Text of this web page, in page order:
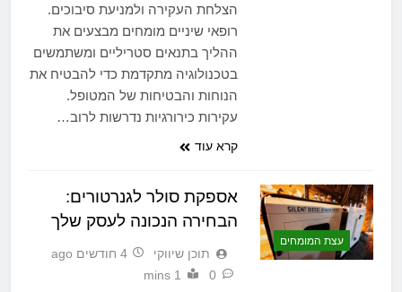
הצלחת העקירה ולמניעת סיבוכים.
רופאי שיניים מומחים מבצעים את
ההליך בתנאים סטריליים ומשתמשים
בטכנולוגיה מתקדמת כדי להבטיח את
הנוחות והבטיחות של המטופל.
עקירות כירורגיות נדרשות לרוב…
קרא עוד
עצת המומחים
אספקת סולר לגנרטורים:
הבחירה הנכונה לעסק שלך
תוכן שיווקי
4 חודשים ago
0
1 mins